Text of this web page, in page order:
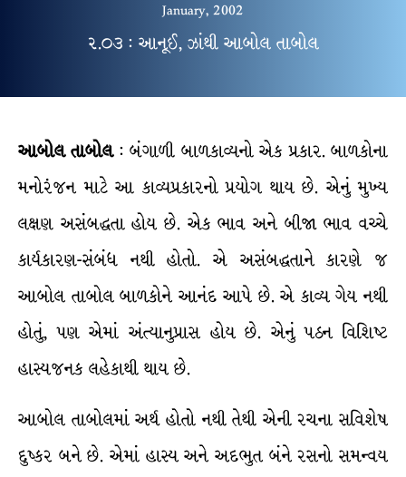
January, 2002
૨.૦૩ : આનૂઈ, ઝાંથી આબોલ તાબોલ
આબોલ તાબોલ: બંગાળી બાળકાવ્યનો એક પ્રકાર. બાળકોના
મનોરંજન માટે આ કાવ્યપ્રકારનો પ્રયોગ થાય છે. એનું મુખ્ય
લક્ષણ અસંબદ્ધતા હોય છે. એક ભાવ અને બીજા ભાવ વચ્ચે
કાર્યકારણ-સંબંધ નથી હોતો. એ અસંબદ્ધતાને કારણે જ
આબોલ તાબોલ બાળકોને આનંદ આપે છે. એ કાવ્ય ગેય નથી
હોતું, પણ એમાં અંત્યાનુપ્રાસ હોય છે. એનું પઠન વિશિષ્ટ
હાસ્યજનક લહેકાથી થાય છે.
આબોલ તાબોલમાં અર્થ હોતો નથી તેથી એની રચના સવિશેષ
દુષ્કર બને છે. એમાં હાસ્ય અને અદભુત બંને રસનો સમન્વય